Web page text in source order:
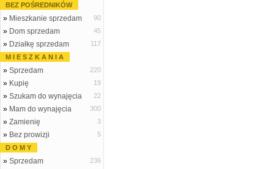
BEZ POŚREDNIKÓW
» Mieszkanie sprzedam 90
» Dom sprzedam 45
» Działkę sprzedam
117
M I E S Z K A N I A
» Sprzedam 220
» Kupię 19
» Szukam do wynajęcia 22
» Mam do wynajęcia 300
» Zamienię 3
» Bez prowizji
5
D O M Y
» Sprzedam 236